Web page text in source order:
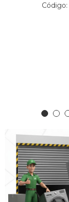
Código: